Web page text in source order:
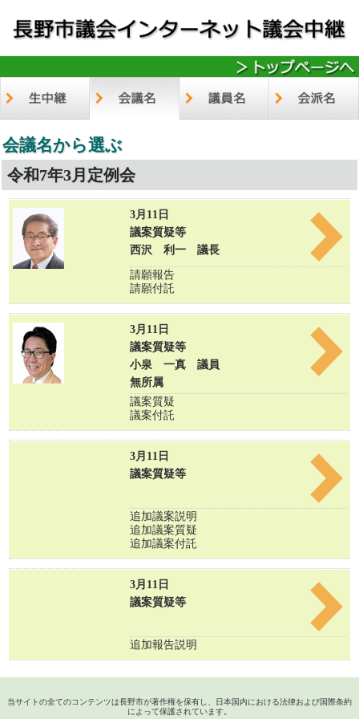
会議名から選ぶ
令和7年3月定例会
3月11日
議案質疑等
西沢 利一 議長
請願報告
請願付託
3月11日
議案質疑等
小泉 一真 議員
無所属
議案質疑
議案付託
3月11日
議案質疑等
追加議案説明
追加議案質疑
追加議案付託
3月11日
議案質疑等
追加報告説明
当サイトの全てのコンテンツは長野市が著作権を保有し、日本国内における法律および国際条約
によって保護されています。